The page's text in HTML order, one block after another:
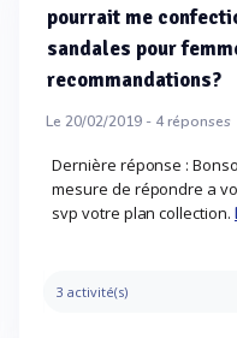
pourrait me
sandales pour
recommandations?
Le 20/02/2019 - 4réponses
Dernière réponse :
mesure de répondre a
svp votre plan collection.
3 activité(s)